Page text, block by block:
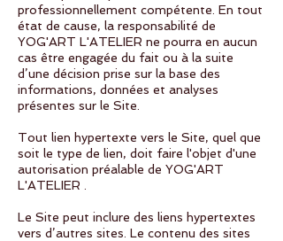
professionnellement compétente. En tout
état de cause, la responsabilité de
YOG'ART L'ATELIER ne pourra en aucun
cas être engagée du fait ou à la suite
d’une décision prise sur la base des
informations, données et analyses
présentes sur le Site.
Tout lien hypertexte vers le Site, quel que
soit le type de lien, doit faire l'objet d'une
autorisation préalable de YOG'ART
L'ATELIER .
Le Site peut inclure des liens hypertextes
vers d’autres sites. Le contenu des sites